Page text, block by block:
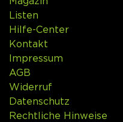
Listen
Hilfe-Center
Kontakt
Impressum
AGB
Widerruf
Datenschutz
Rechtliche Hinweise